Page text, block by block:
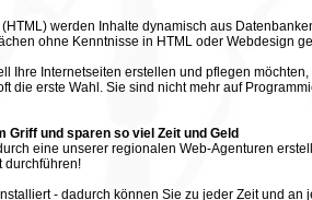
werden Inhalte dynamisch aus
ohne Kenntnisse in HTML oder Webdesign
Ihre Internetseiten erstellen und pflegen möchten,
die erste Wahl. Sie sind nicht mehr auf
und sparen so viel Zeit und Geld
eine unserer regionalen Web-Agenturen
durchführen!
- dadurch können Sie zu jeder Zeit und an